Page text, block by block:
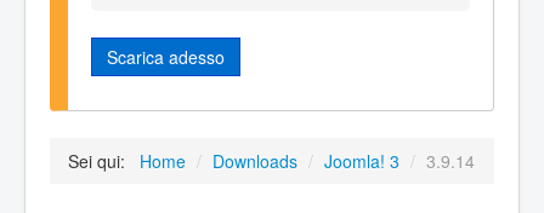
Scarica adesso
Sei qui: Home / Downloads / Joomla! 3 / 3.9.14